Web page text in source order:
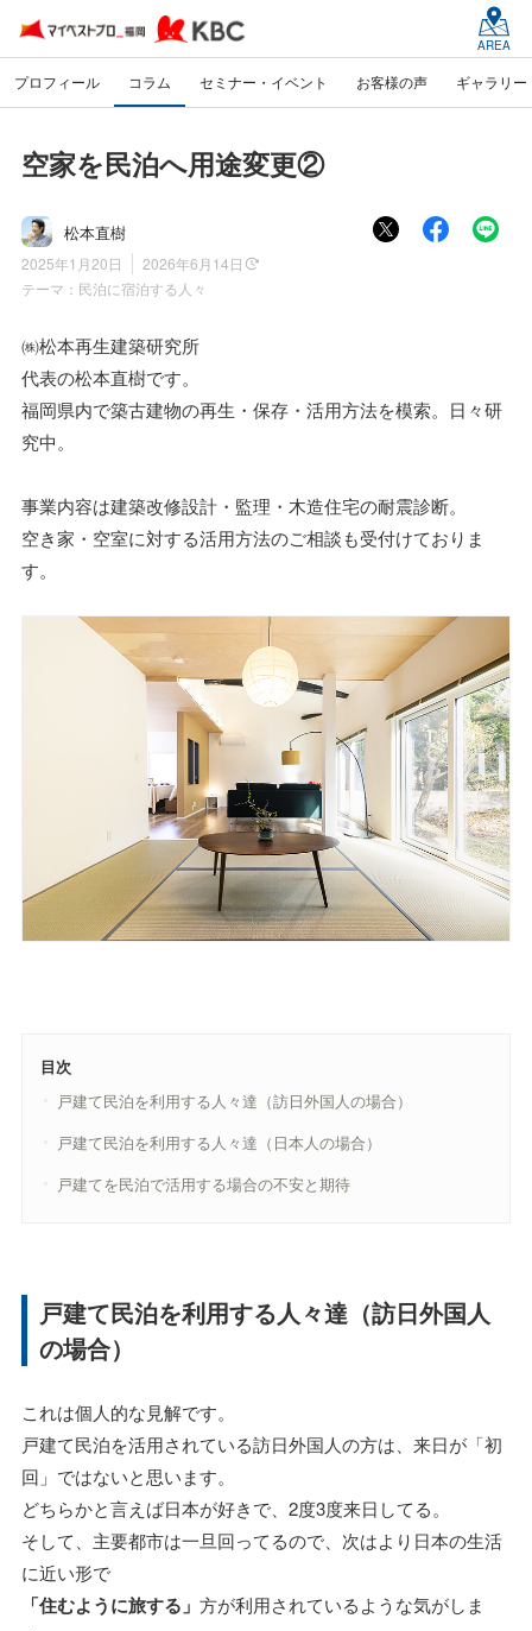
AREA
プロフィール コラム セミナー・イベント お客様の声 ギャラリー
空家を民泊へ用途変更②
松本直樹
2025年1月20日
2026年6月14日
テーマ： 民泊に宿泊する人々
㈱松本再生建築研究所
代表の松本直樹です。
福岡県内で築古建物の再生・保存・活用方法を模索。日々研
究中。
事業内容は建築改修設計・監理・木造住宅の耐震診断。
空き家・空室に対する活用方法のご相談も受付けておりま
す。
目次
戸建て民泊を利用する人々達（訪日外国人の場合）
戸建て民泊を利用する人々達（日本人の場合）
戸建てを民泊で活用する場合の不安と期待
戸建て民泊を利用する人々達（訪日外国人
の場合）
これは個人的な見解です。
戸建て民泊を活用されている訪日外国人の方は、来日が「初
回」ではないと思います。
どちらかと言えば日本が好きで、2度3度来日してる。
そして、主要都市は一旦回ってるので、次はより日本の生活
に近い形で
「住むように旅する」 方が利用されているような気がしま